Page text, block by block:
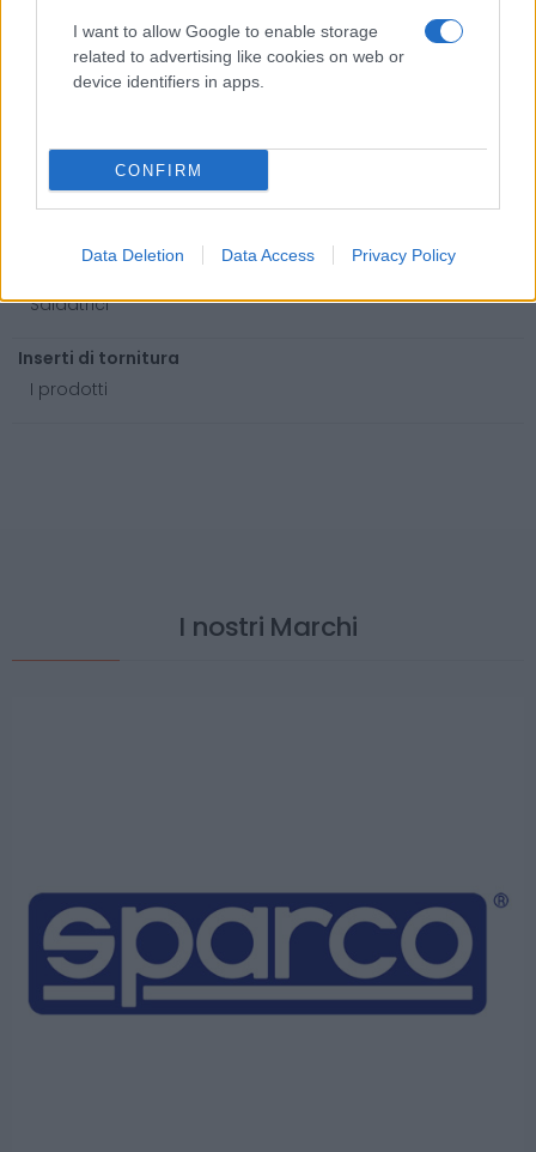
I want to allow Google to enable storage
related to advertising like cookies on web or
device identifiers in apps.
CONFIRM
Data Deletion Data Access Privacy Policy
Cassette porta attrezzi
Viteria e bulloneria
Barre
Saldatura
Saldatrici
Inserti di tornitura
I prodotti
I nostri Marchi